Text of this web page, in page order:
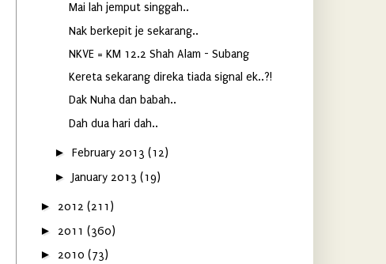
Mai lah jemput singgah..
Nak berkepit je sekarang..
NKVE = KM 12.2 Shah Alam - Subang
Kereta sekarang direka tiada signal ek..?!
Dak Nuha dan babah..
Dah dua hari dah..
► February 2013 (12)
► January 2013 (19)
► 2012 (211)
► 2011 (360)
► 2010 (73)